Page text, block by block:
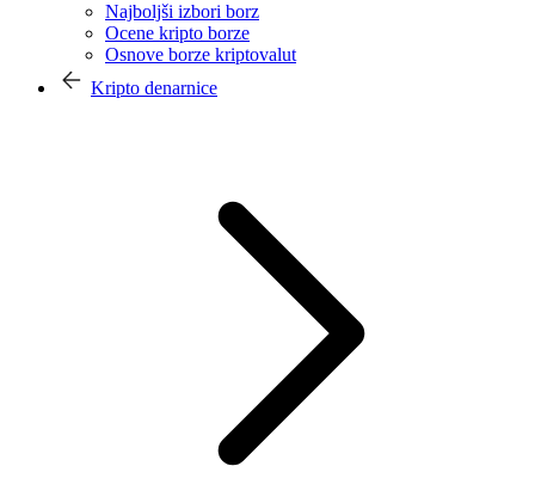
Najboljši izbori borz
Ocene kripto borze
Osnove borze kriptovalut
Kripto denarnice